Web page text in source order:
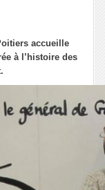
accueille
à l’histoire des